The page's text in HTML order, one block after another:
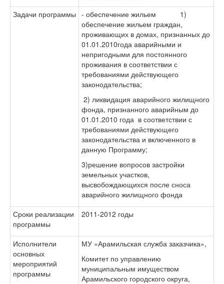
Задачи программы - обеспечение жильем 1)
обеспечение жильем граждан,
проживающих в домах, признанных до
01.01.2010года аварийными и
непригодными для постоянного
проживания в соответствии с
требованиями действующего
законодательства;
2) ликвидация аварийного жилищного
фонда, признанного аварийным до
01.01.2010 года в соответствии с
требованиями действующего
законодательства и включенного в
данную Программу;
3)решение вопросов застройки
земельных участков,
высвобождающихся после сноса
аварийного жилищного фонда
Сроки реализации
программы
2011-2012 годы
Исполнители
основных
мероприятий
программы
МУ «Арамильская служба заказчика»,
Комитет по управлению
муниципальным имуществом
Арамильского городского округа,